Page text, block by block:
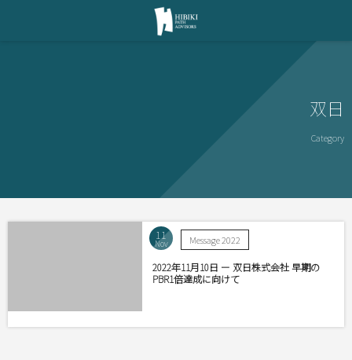
双日
Category
11
Nov Message 2022
2022年11月10日 ー 双日株式会社 早期の
PBR1倍達成に向けて